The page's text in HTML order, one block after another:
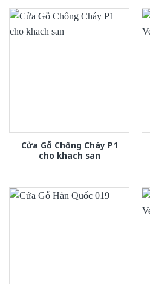
Cửa Gỗ Chống Cháy P1
cho khach san